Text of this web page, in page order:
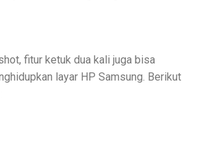
fitur ketuk dua kali juga bisa
layar HP Samsung. Berikut